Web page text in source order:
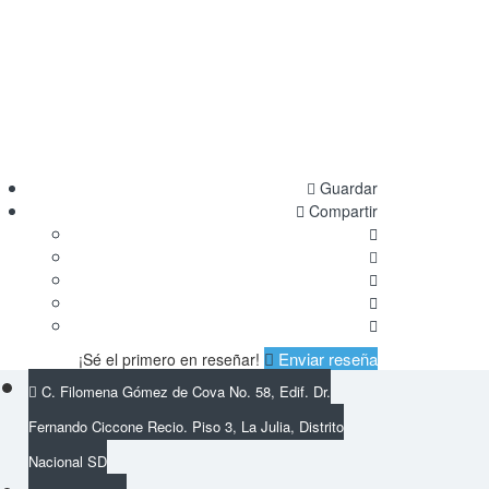
Guardar
Compartir
¡Sé el primero en reseñar! Enviar reseña
C. Filomena Gómez de Cova No. 58, Edif. Dr.
Fernando Ciccone Recio. Piso 3, La Julia, Distrito
Nacional SD